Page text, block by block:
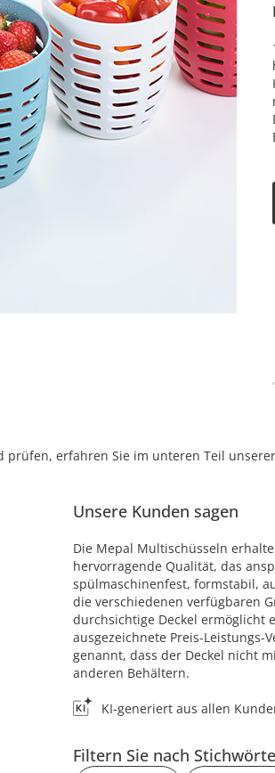
erfahren Sie im unteren Teil
Unsere Kunden sagen
Die Mepal Multischüsseln
hervorragende Qualität, das
spülmaschinenfest, formstabil,
die verschiedenen verfügbaren
durchsichtige Deckel ermöglicht
ausgezeichnete Preis-
genannt, dass der Deckel nicht
anderen Behältern.
KI-generiert aus allen
Filtern Sie nach